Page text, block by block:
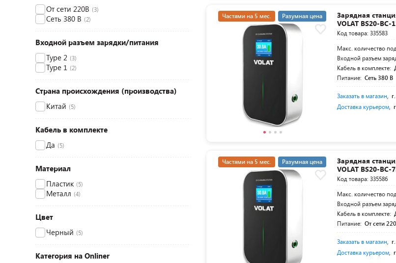
От сети 220В (3)
Сеть 380 В (2)
Входной разъем зарядки/питания
Type 2 (3)
Type 1 (2)
Страна происхождения (производства)
Китай (5)
Кабель в комплекте
Да (5)
Материал
Пластик (5)
Металл (4)
Цвет
Черный (5)
Категория на Onliner
Частями на 5 мес. Разумная цена
Зарядная
VOLAT BS20-BC-
Код товара: 335583
Макс. количество
Входной разъем
Кабель в комплекте:
Питание: Сеть 380 В
Заказать в магазин
Доставка курьером
Частями на 5 мес. Разумная цена
Зарядная
VOLAT BS20-BC-
Код товара: 335586
Макс. количество
Входной разъем
Кабель в комплекте:
Питание: От сети
Заказать в магазин
Доставка курьером